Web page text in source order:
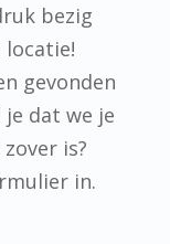
bezig
locatie!
gevonden
dat we je
is?
in.